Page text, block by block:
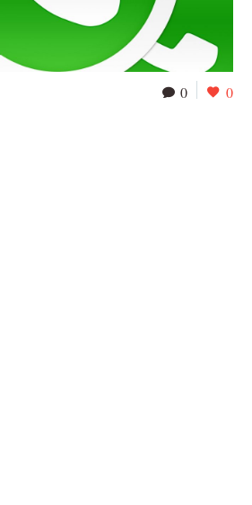
0 0